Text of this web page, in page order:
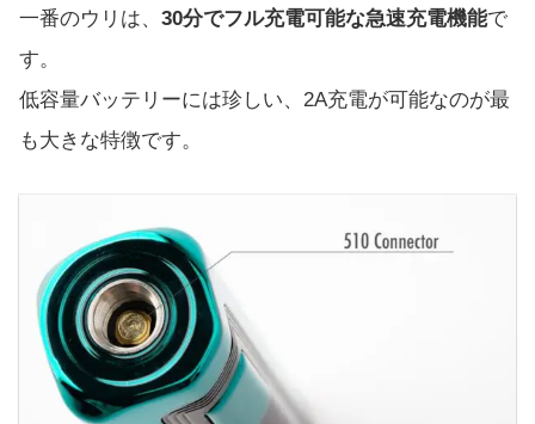
一番のウリは、 30分でフル充電可能な急速充電機能で
す。
低容量バッテリーには珍しい、2A充電が可能なのが最
も大きな特徴です。